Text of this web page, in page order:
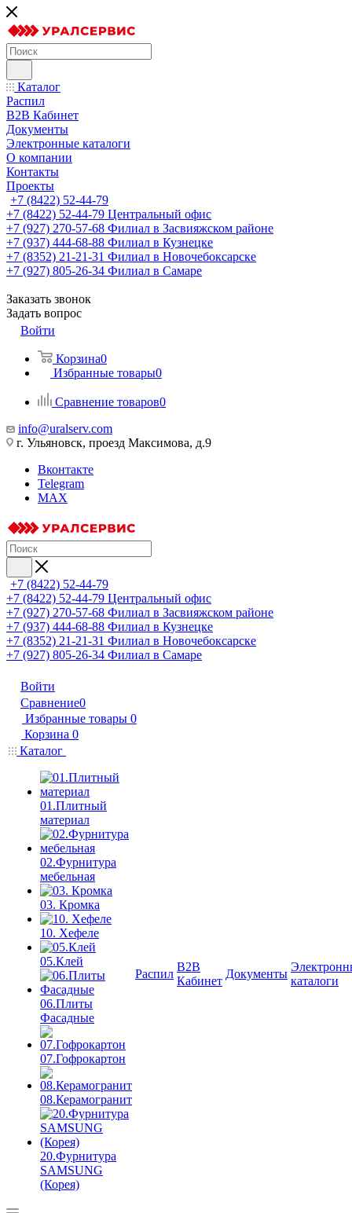
Каталог
Распил
B2B Кабинет
Документы
Электронные каталоги
О компании
Контакты
Проекты
+7 (8422) 52-44-79
+7 (8422) 52-44-79 Центральный офис
+7 (927) 270-57-68 Филиал в Засвияжском районе
+7 (937) 444-68-88 Филиал в Кузнецке
+7 (8352) 21-21-31 Филиал в Новочебоксарске
+7 (927) 805-26-34 Филиал в Самаре
Заказать звонок
Задать вопрос
Войти
Корзина0
Избранные товары0
Сравнение товаров0
info@uralserv.com
г. Ульяновск, проезд Максимова, д.9
Вконтакте
Telegram
MAX
+7 (8422) 52-44-79
+7 (8422) 52-44-79 Центральный офис
+7 (927) 270-57-68 Филиал в Засвияжском районе
+7 (937) 444-68-88 Филиал в Кузнецке
+7 (8352) 21-21-31 Филиал в Новочебоксарске
+7 (927) 805-26-34 Филиал в Самаре
Войти
Сравнение0
Избранные товары 0
Корзина 0
Каталог
01.Плитный
материал
02.Фурнитура
мебельная
03. Кромка
10. Хефеле
05.Клей
06.Плиты
Фасадные
07.Гофрокартон
08.Керамогранит
20.Фурнитура
SAMSUNG
(Корея)
Распил
B2B
Кабинет
Документы
каталоги